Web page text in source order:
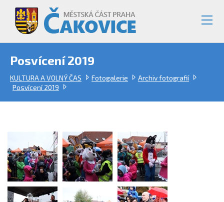
Posvícení 2019
KULTURA A VOLNÝ ČAS Fotogalerie
Archiv fotografií
Posvícení 2019